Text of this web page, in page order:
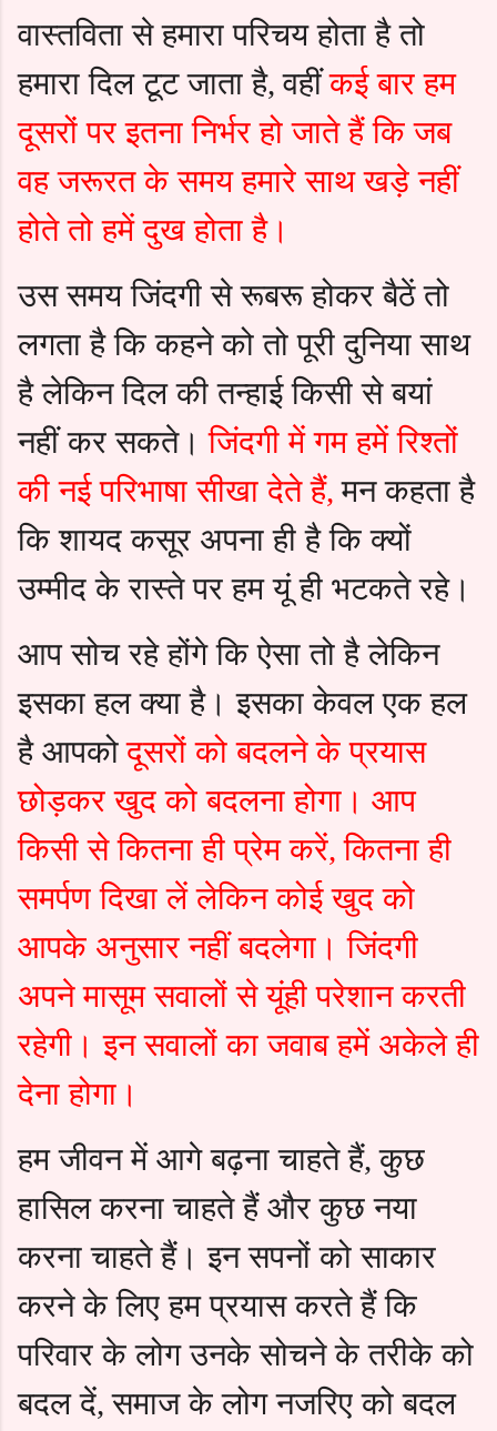
वास्तविता से हमारा परिचय होता है तो
हमारा दिल टूट जाता है,वहीं कई बार हम
दूसरों पर इतना निर्भर हो जाते हैं कि जब
वह जरूरत के समय हमारे साथ खड़े नहीं
होते तो हमें दुख होता है।
उस समय जिंदगी से रूबरू होकर बैठें तो
लगता है कि कहने को तो पूरी दुनिया साथ
है लेकिन दिल की तन्हाई किसी से बयां
नहीं कर सकते। जिंदगी में गम हमें रिश्तों
की नई परिभाषा सीखा देते हैं,मन कहता है
कि शायद कसूर अपना ही है कि क्यों
उम्मीद के रास्ते पर हम यूं ही भटकते रहे।
आप सोच रहे होंगे कि ऐसा तो है लेकिन
इसका हल क्या है। इसका केवल एक हल
है आपको दूसरों को बदलने के प्रयास
छोड़कर खुद को बदलना होगा। आप
किसी से कितना ही प्रेम करें,कितना ही
समर्पण दिखा लें लेकिन कोई खुद को
आपके अनुसार नहीं बदलेगा। जिंदगी
अपने मासूम सवालों से यूंही परेशान करती
रहेगी। इन सवालों का जवाब हमें अकेले ही
देना होगा।
हम जीवन में आगे बढ़ना चाहते हैं,कुछ
हासिल करना चाहते हैं और कुछ नया
करना चाहते हैं। इन सपनों को साकार
करने के लिए हम प्रयास करते हैं कि
परिवार के लोग उनके सोचने के तरीके को
बदल दें,समाज के लोग नजरिए को बदल